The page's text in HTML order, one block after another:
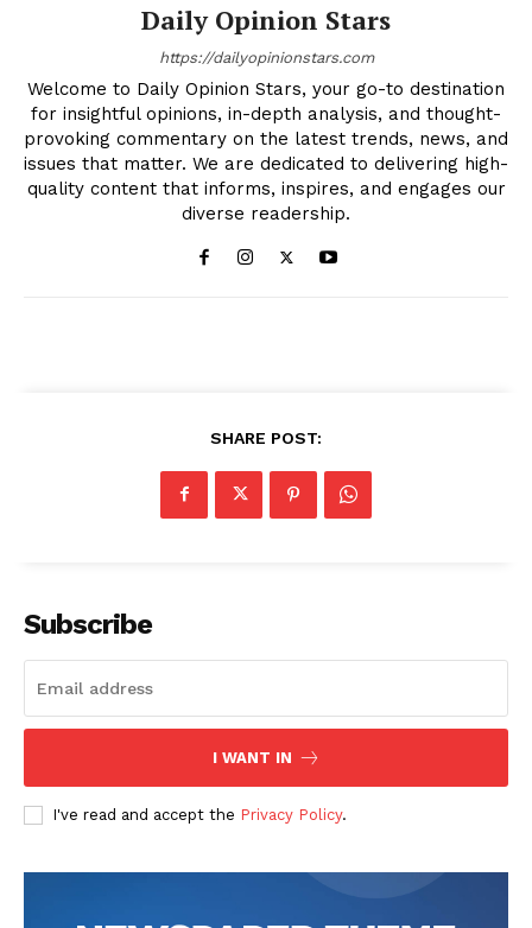
Daily Opinion Stars
https://dailyopinionstars.com
Welcome to Daily Opinion Stars, your go-to destination
for insightful opinions, in-depth analysis, and thought-
provoking commentary on the latest trends, news, and
issues that matter. We are dedicated to delivering high-
quality content that informs, inspires, and engages our
diverse readership.
SHARE POST:
Subscribe
I WANT IN
I've read and accept the Privacy Policy.